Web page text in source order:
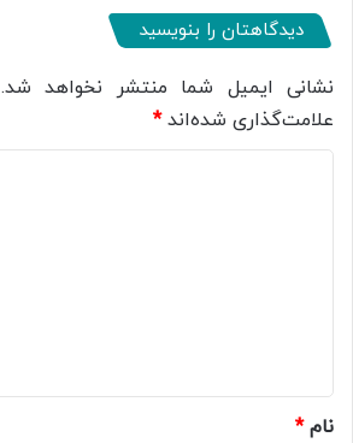
دیدگاهتان را بنویسید
نشانی ایمیل شما منتشر نخواهد شد.
علامت‌گذاری شده‌اند*
نام*